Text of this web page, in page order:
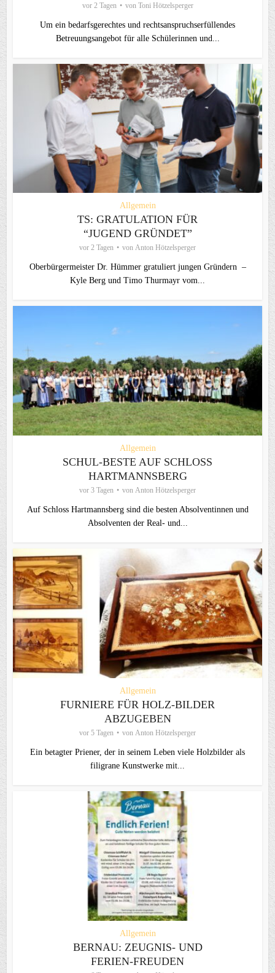
vor 2 Tagen von Toni Hötzelsperger
Um ein bedarfsgerechtes und rechtsanspruchserfüllendes
Betreuungsangebot für alle Schülerinnen und...
Allgemein
TS: GRATULATION FÜR
“JUGEND GRÜNDET”
vor 2 Tagen von Anton Hötzelsperger
Oberbürgermeister Dr. Hümmer gratuliert jungen Gründern –
Kyle Berg und Timo Thurmayr vom...
Allgemein
SCHUL-BESTE AUF SCHLOSS
HARTMANNSBERG
vor 3 Tagen von Anton Hötzelsperger
Auf Schloss Hartmannsberg sind die besten Absolventinnen und
Absolventen der Real- und...
Allgemein
FURNIERE FÜR HOLZ-BILDER
ABZUGEBEN
vor 5 Tagen von Anton Hötzelsperger
Ein betagter Priener, der in seinem Leben viele Holzbilder als
filigrane Kunstwerke mit...
Allgemein
BERNAU: ZEUGNIS- UND
FERIEN-FREUDEN